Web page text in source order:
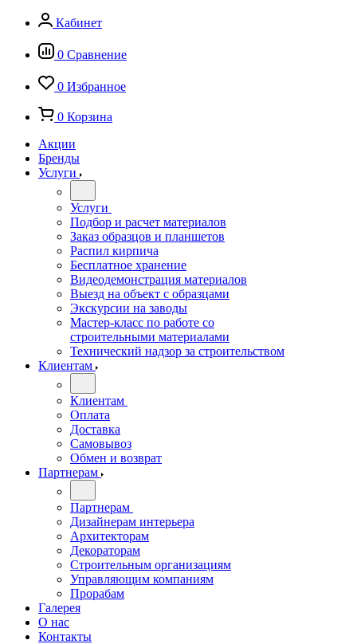
Кабинет
0 Сравнение
0 Избранное
0 Корзина
Акции
Бренды
Услуги
Услуги
Подбор и расчет материалов
Заказ образцов и планшетов
Распил кирпича
Бесплатное хранение
Видеодемонстрация материалов
Выезд на объект с образцами
Экскурсии на заводы
Мастер-класс по работе со
строительными материалами
Технический надзор за строительством
Клиентам
Клиентам
Оплата
Доставка
Самовывоз
Обмен и возврат
Партнерам
Партнерам
Дизайнерам интерьера
Архитекторам
Декораторам
Строительным организациям
Управляющим компаниям
Прорабам
Галерея
О нас
Контакты